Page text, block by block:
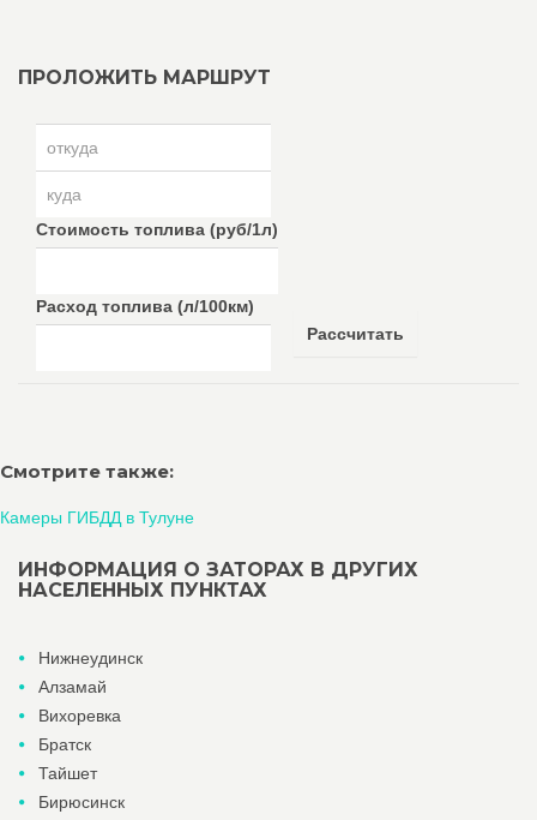
ПРОЛОЖИТЬ МАРШРУТ
Стоимость топлива (руб/1л)
Расход топлива (л/100км)
Рассчитать
Смотрите также:
Камеры ГИБДД в Тулуне
ИНФОРМАЦИЯ О ЗАТОРАХ В ДРУГИХ
НАСЕЛЕННЫХ ПУНКТАХ
Нижнеудинск
Алзамай
Вихоревка
Братск
Тайшет
Бирюсинск